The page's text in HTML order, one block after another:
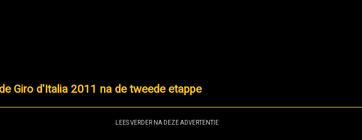
Giro d'Italia 2011 na de tweede etappe
LEES VERDER NA DEZE ADVERTENTIE